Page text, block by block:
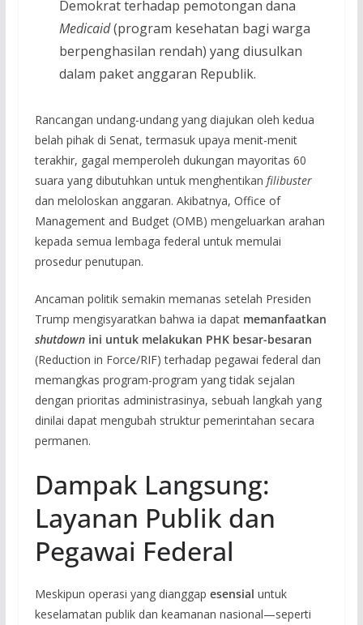
Demokrat terhadap pemotongan dana
Medicaid(program kesehatan bagi warga
berpenghasilan rendah) yang diusulkan
dalam paket anggaran Republik.
Rancangan undang-undang yang diajukan oleh kedua
belah pihak di Senat, termasuk upaya menit-menit
terakhir, gagal memperoleh dukungan mayoritas 60
suara yang dibutuhkan untuk menghentikan filibuster
dan meloloskan anggaran. Akibatnya, Office of
Management and Budget (OMB) mengeluarkan arahan
kepada semua lembaga federal untuk memulai
prosedur penutupan.
Ancaman politik semakin memanas setelah Presiden
Trump mengisyaratkan bahwa ia dapat memanfaatkan
shutdownini untuk melakukan PHK besar-besaran
(Reduction in Force/RIF) terhadap pegawai federal dan
memangkas program-program yang tidak sejalan
dengan prioritas administrasinya, sebuah langkah yang
dinilai dapat mengubah struktur pemerintahan secara
permanen.
Dampak Langsung:
Layanan Publik dan
Pegawai Federal
Meskipun operasi yang dianggap esensial untuk
keselamatan publik dan keamanan nasional—seperti